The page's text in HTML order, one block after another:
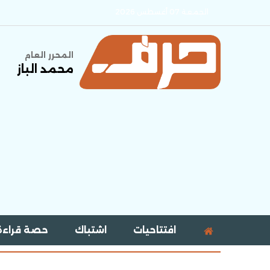
المحرر العام
محمد الباز
افتتاحيات اشتباك حصة